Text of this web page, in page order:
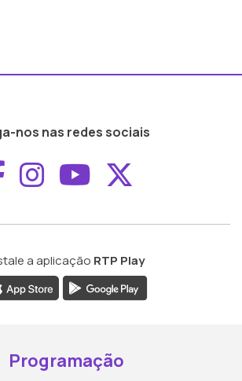
nos nas redes sociais
Aceder ao
Aceder ao
Aceder ao
a aplicação RTP Play
Programação